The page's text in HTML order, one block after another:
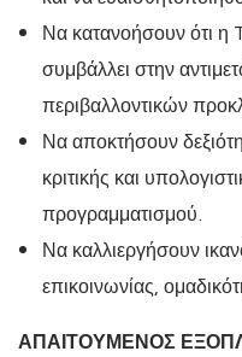
Να κατανοήσουν ότι η
συμβάλλει στην
περιβαλλοντικών
Να αποκτήσουν
κριτικής και
προγραμματισμού.
Να καλλιεργήσουν
επικοινωνίας,
ΑΠΑΙΤΟΥΜΕΝΟΣ